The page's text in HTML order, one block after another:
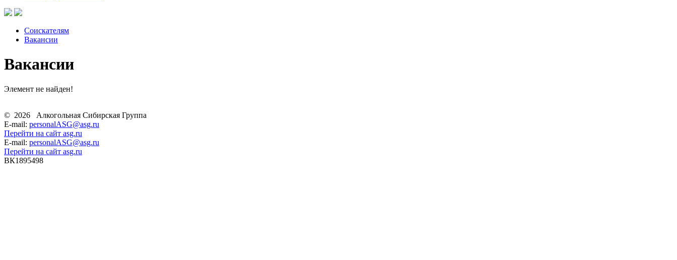
Соискателям
Вакансии
Вакансии
Элемент не найден!
© 2026
Алкогольная Сибирская Группа
E-mail: personalASG@asg.ru
Перейти на сайт asg.ru
E-mail: personalASG@asg.ru
Перейти на сайт asg.ru
ВК1895498